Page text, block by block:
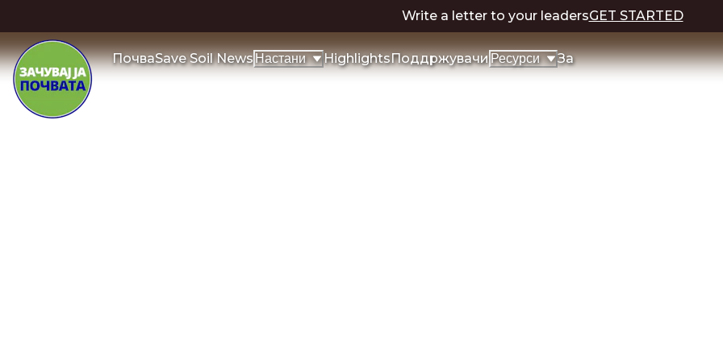
Write a letter to your leadersGET STARTED
ПочваSave Soil NewsНастани HighlightsПоддржувачиРесурси За